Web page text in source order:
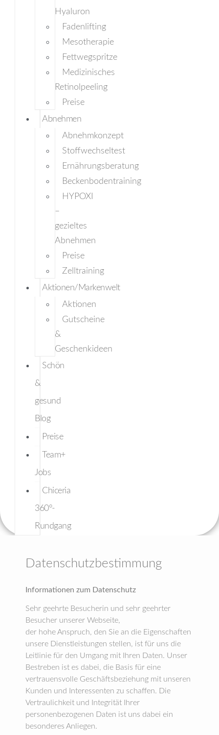
Hyaluron
Fadenlifting
Mesotherapie
Fettwegspritze
Medizinisches
Retinolpeeling
Preise
Abnehmen
Abnehmkonzept
Stoffwechseltest
Ernährungsberatung
Beckenbodentraining
HYPOXI
–
gezieltes
Abnehmen
Preise
Zelltraining
Aktionen/Markenwelt
Aktionen
Gutscheine
&
Geschenkideen
Schön
&
gesund
Blog
Preise
Team+
Jobs
Chiceria
360°-
Rundgang
Datenschutzbestimmung
Informationen zum Datenschutz
Sehr geehrte Besucherin und sehr geehrter
Besucher unserer Webseite,
der hohe Anspruch, den Sie an die Eigenschaften
unsere Dienstleistungen stellen, ist für uns die
Leitlinie für den Umgang mit Ihren Daten. Unser
Bestreben ist es dabei, die Basis für eine
vertrauensvolle Geschäftsbeziehung mit unseren
Kunden und Interessenten zu schaffen. Die
Vertraulichkeit und Integrität Ihrer
personenbezogenen Daten ist uns dabei ein
besonderes Anliegen.